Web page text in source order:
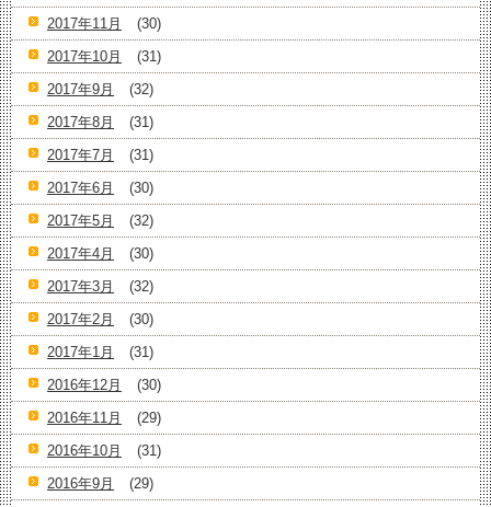
2017年11月
(30)
2017年10月
(31)
2017年9月
(32)
2017年8月
(31)
2017年7月
(31)
2017年6月
(30)
2017年5月
(32)
2017年4月
(30)
2017年3月
(32)
2017年2月
(30)
2017年1月
(31)
2016年12月
(30)
2016年11月
(29)
2016年10月
(31)
2016年9月
(29)